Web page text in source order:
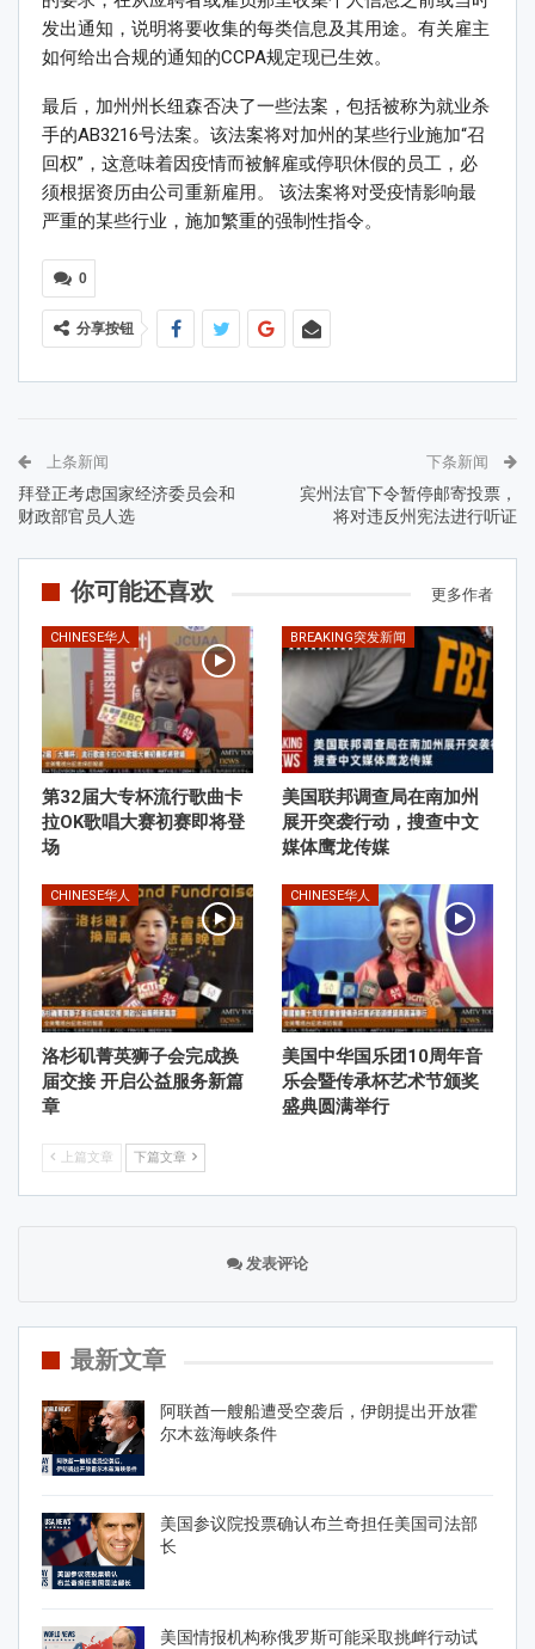
发出通知，说明将要收集的每类信息及其用途。有关雇主
如何给出合规的通知的CCPA规定现已生效。
最后，加州州长纽森否决了一些法案，包括被称为就业杀
手的AB3216号法案。该法案将对加州的某些行业施加“召
回权”，这意味着因疫情而被解雇或停职休假的员工，必
须根据资历由公司重新雇用。 该法案将对受疫情影响最
严重的某些行业，施加繁重的强制性指令。
0
分享按钮
上条新闻
拜登正考虑国家经济委员会和
财政部官员人选
下条新闻
宾州法官下令暂停邮寄投票，
将对违反州宪法进行听证
你可能还喜欢 更多作者
CHINESE华人
第32届大专杯流行歌曲卡
拉OK歌唱大赛初赛即将登
场
BREAKING突发新闻
美国联邦调查局在南加州
展开突袭行动，搜查中文
媒体鹰龙传媒
CHINESE华人
洛杉矶菁英狮子会完成换
届交接 开启公益服务新篇
章
CHINESE华人
美国中华国乐团10周年音
乐会暨传承杯艺术节颁奖
盛典圆满举行
上篇文章 下篇文章
发表评论
最新文章
阿联酋一艘船遭受空袭后，伊朗提出开放霍
尔木兹海峡条件
美国参议院投票确认布兰奇担任美国司法部
长
美国情报机构称俄罗斯可能采取挑衅行动试